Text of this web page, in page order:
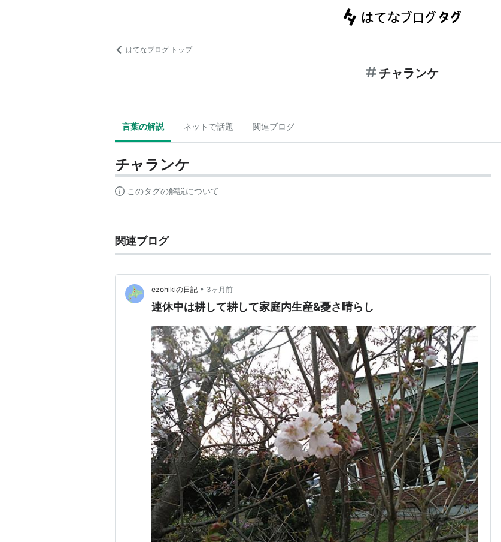
はてなブログ トップ
チャランケ
言葉の解説 ネットで話題 関連ブログ
チャランケ
このタグの解説について
関連ブログ
ezohikiの日記 • 3ヶ月前
連休中は耕して耕して家庭内生産&憂さ晴らし